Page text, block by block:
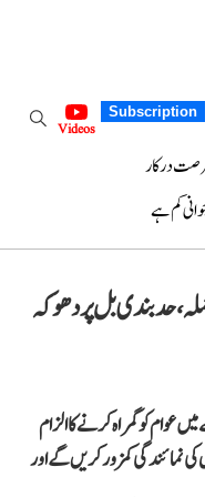
Subscription
Videos
درکار
کم ہے
حد بندی بل پر دھوکہ
کو گمراہ کرنے کا الزام
نمائندگی کمزور کریں گے اور